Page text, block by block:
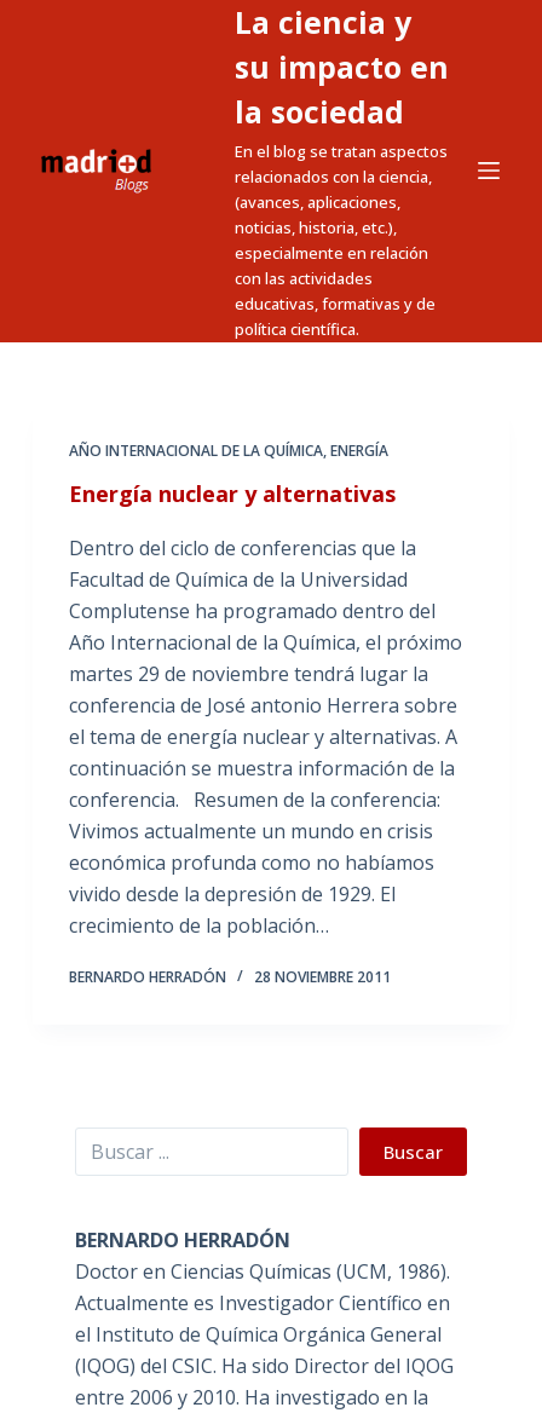
n
La ciencia y
su impacto en
la sociedad
En el blog se tratan aspectos
relacionados con la ciencia,
(avances, aplicaciones,
noticias, historia, etc.),
especialmente en relación
con las actividades
educativas, formativas y de
política científica.
AÑO INTERNACIONAL DE LA QUÍMICA,ENERGÍA
Energía nuclear y alternativas
Dentro del ciclo de conferencias que la
Facultad de Química de la Universidad
Complutense ha programado dentro del
Año Internacional de la Química, el próximo
martes 29 de noviembre tendrá lugar la
conferencia de José antonio Herrera sobre
el tema de energía nuclear y alternativas. A
continuación se muestra información de la
conferencia. Resumen de la conferencia:
Vivimos actualmente un mundo en crisis
económica profunda como no habíamos
vivido desde la depresión de 1929. El
crecimiento de la población…
BERNARDO HERRADÓN 28 NOVIEMBRE 2011
Buscar Buscar
BERNARDO HERRADÓN
Doctor en Ciencias Químicas (UCM, 1986).
Actualmente es Investigador Científico en
el Instituto de Química Orgánica General
(IQOG) del CSIC. Ha sido Director del IQOG
entre 2006 y 2010. Ha investigado en la